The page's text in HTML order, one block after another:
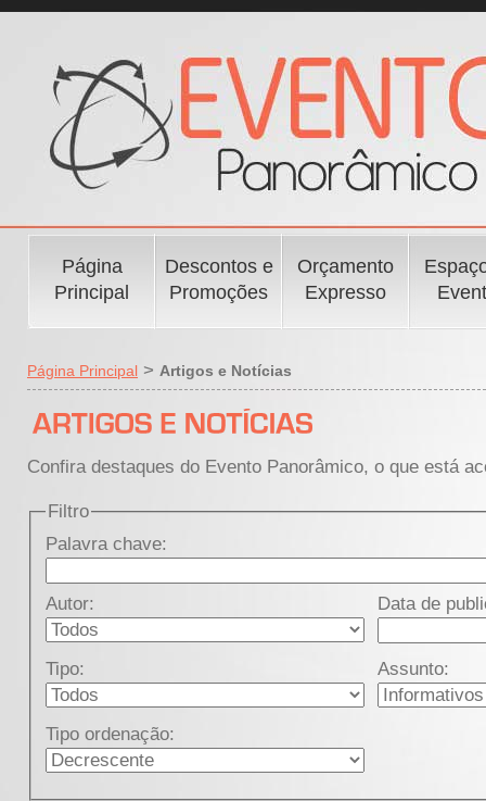
Página
Principal
Descontos e
Promoções
Orçamento
Expresso
Página Principal > Artigos e Notícias
Confira destaques do Evento Panorâmico, o que está
Filtro
Palavra chave:
Autor: Data de
Tipo: Assunto:
Tipo ordenação: